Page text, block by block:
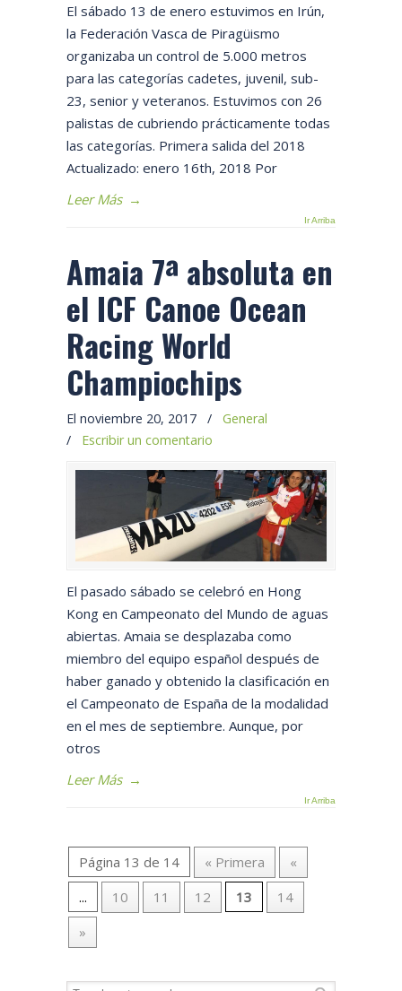
El sábado 13 de enero estuvimos en Irún,
la Federación Vasca de Piragüismo
organizaba un control de 5.000 metros
para las categorías cadetes, juvenil, sub-
23, senior y veteranos. Estuvimos con 26
palistas de cubriendo prácticamente todas
las categorías. Primera salida del 2018
Actualizado: enero 16th, 2018 Por
Leer Más →
Ir Arriba
Amaia 7ª absoluta en
el ICF Canoe Ocean
Racing World
Champiochips
El noviembre 20, 2017 /
General
/ Escribir un comentario
El pasado sábado se celebró en Hong
Kong en Campeonato del Mundo de aguas
abiertas. Amaia se desplazaba como
miembro del equipo español después de
haber ganado y obtenido la clasificación en
el Campeonato de España de la modalidad
en el mes de septiembre. Aunque, por
otros
Leer Más →
Ir Arriba
Página 13 de 14 « Primera
«
...
10 11 12 13
14
»